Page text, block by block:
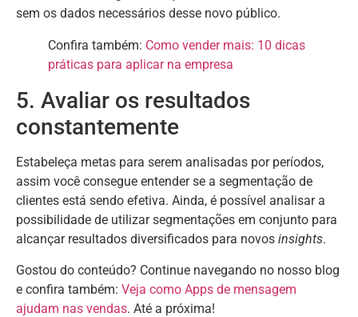
sem os dados necessários desse novo público.
Confira também: Como vender mais: 10 dicas
práticas para aplicar na empresa
5. Avaliar os resultados
constantemente
Estabeleça metas para serem analisadas por períodos,
assim você consegue entender se a segmentação de
clientes está sendo efetiva. Ainda, é possível analisar a
possibilidade de utilizar segmentações em conjunto para
alcançar resultados diversificados para novos insights.
Gostou do conteúdo? Continue navegando no nosso blog
e confira também: Veja como Apps de mensagem
ajudam nas vendas. Até a próxima!